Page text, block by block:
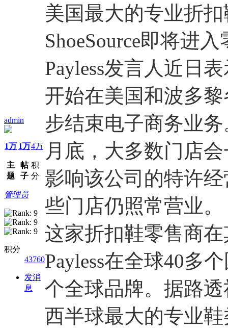
admin
1万
主
题
1万
帖
子
4万
积
分
管理员
积分
43760
发消
息
美国最大的专业折扣
ShoeSource即将进
Payless发言人近日
开始在美国和波多
步结束电子商务业
月底，大多数门店
影响该公司的特许
些门店仍照常营业。
这家折扣鞋零售商
Payless在全球40多
个全球品牌。据路
西半球最大的专业